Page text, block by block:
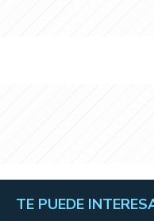
TE PUEDE